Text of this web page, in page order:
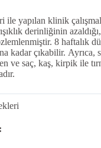
ile yapılan klinik
derinliğinin
8 haftalık
kadar çıkabilir. Ayrıca,
ve saç, kaş, kirpik ile